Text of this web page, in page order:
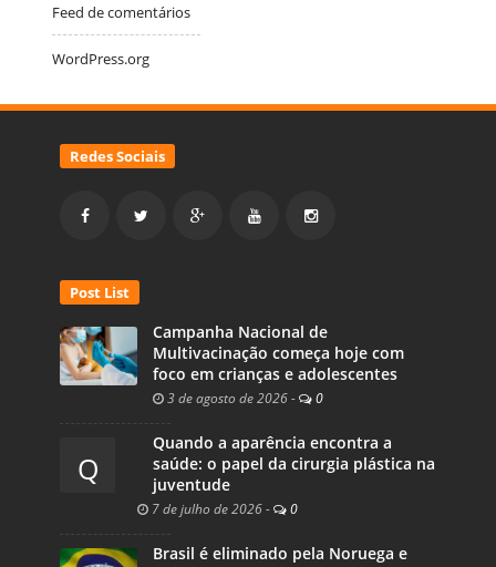
Feed de comentários
WordPress.org
Redes Sociais
Post List
Campanha Nacional de
Multivacinação começa hoje com
foco em crianças e adolescentes
3 de agosto de 2026 - 0
Q
Quando a aparência encontra a
saúde: o papel da cirurgia plástica na
juventude
7 de julho de 2026 - 0
Brasil é eliminado pela Noruega e